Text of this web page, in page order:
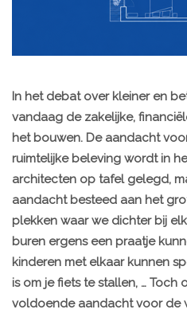
In het debat over kleiner en
vandaag de zakelijke,
het bouwen. De aandacht
ruimtelijke beleving wordt in
architecten op tafel gelegd,
aandacht besteed aan het
plekken waar we dichter bij
buren ergens een praatje
kinderen met elkaar kunnen
is om je fiets te stallen, … Toch
voldoende aandacht voor de